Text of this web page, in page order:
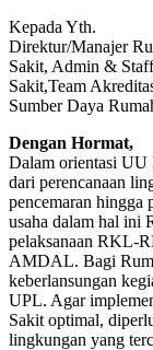
Kepada Yth.
Direktur/Manajer
Sakit, Admin &
Sakit,Team
Sumber Daya
Dengan Hormat,
Dalam orientasi UU
dari perencanaan
pencemaran hingga
usaha dalam hal ini
pelaksanaan RKL-
AMDAL. Bagi
keberlansungan
UPL. Agar
Sakit optimal,
lingkungan yang